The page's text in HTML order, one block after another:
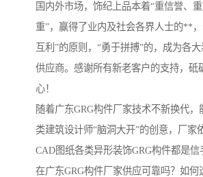
国内外市场，饰纪上品本着“重信誉、重
重”，赢得了业内及社会各界人士的**
互利”的原则，“勇于拼搏”的，成为各
供应商。感谢所有新老客户的支持，砥
心！
随着广东GRG构件厂家技术不新换代
类建筑设计师“脑洞大开”的创意，厂家
CAD图纸各类异形装饰GRG构件都是
在广东GRG构件厂家供应可靠吗？如何